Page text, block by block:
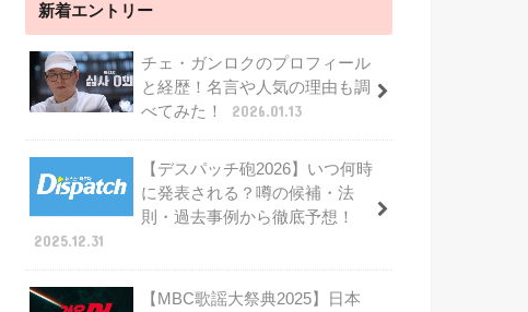
新着エントリー
チェ・ガンロクのプロフィール
と経歴！名言や人気の理由も調
べてみた！
2026.01.13
【デスパッチ砲2026】いつ何時
に発表される？噂の候補・法
則・過去事例から徹底予想！
2025.12.31
【MBC歌謡大祭典2025】日本